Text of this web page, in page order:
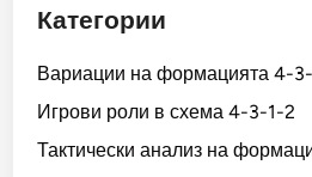
Категории
Вариации на формацията 4-
Игрови роли в схема 4-3-1-2
Тактически анализ на